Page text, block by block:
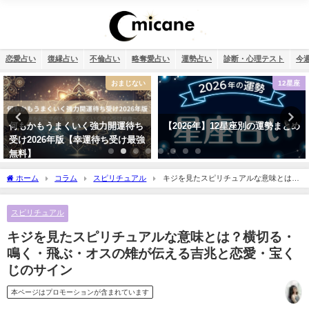
恋愛占い 復縁占い 不倫占い 略奪愛占い 運勢占い 診断・心理テスト 今
12星座
【2026年】12星座別の運勢まとめ
不倫
相性占い・既婚者なのに片思い…
この恋愛は上手くいく？諦めるべ
き？
ホーム コラム スピリチュアル
キジを見たスピリチュアルな意味とは？
横切る・鳴く・飛ぶ・オスの雉が伝える吉兆と恋愛・宝くじのサイン
スピリチュアル
キジを見たスピリチュアルな意味とは？横切る・
鳴く・飛ぶ・オスの雉が伝える吉兆と恋愛・宝く
じのサイン
本ページはプロモーションが含まれています